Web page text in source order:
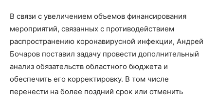
В связи с увеличением объемов финансирования
мероприятий, связанных с противодействием
распространению коронавирусной инфекции, Андрей
Бочаров поставил задачу провести дополнительный
анализ обязательств областного бюджета и
обеспечить его корректировку. В том числе
перенести на более поздний срок или отменить